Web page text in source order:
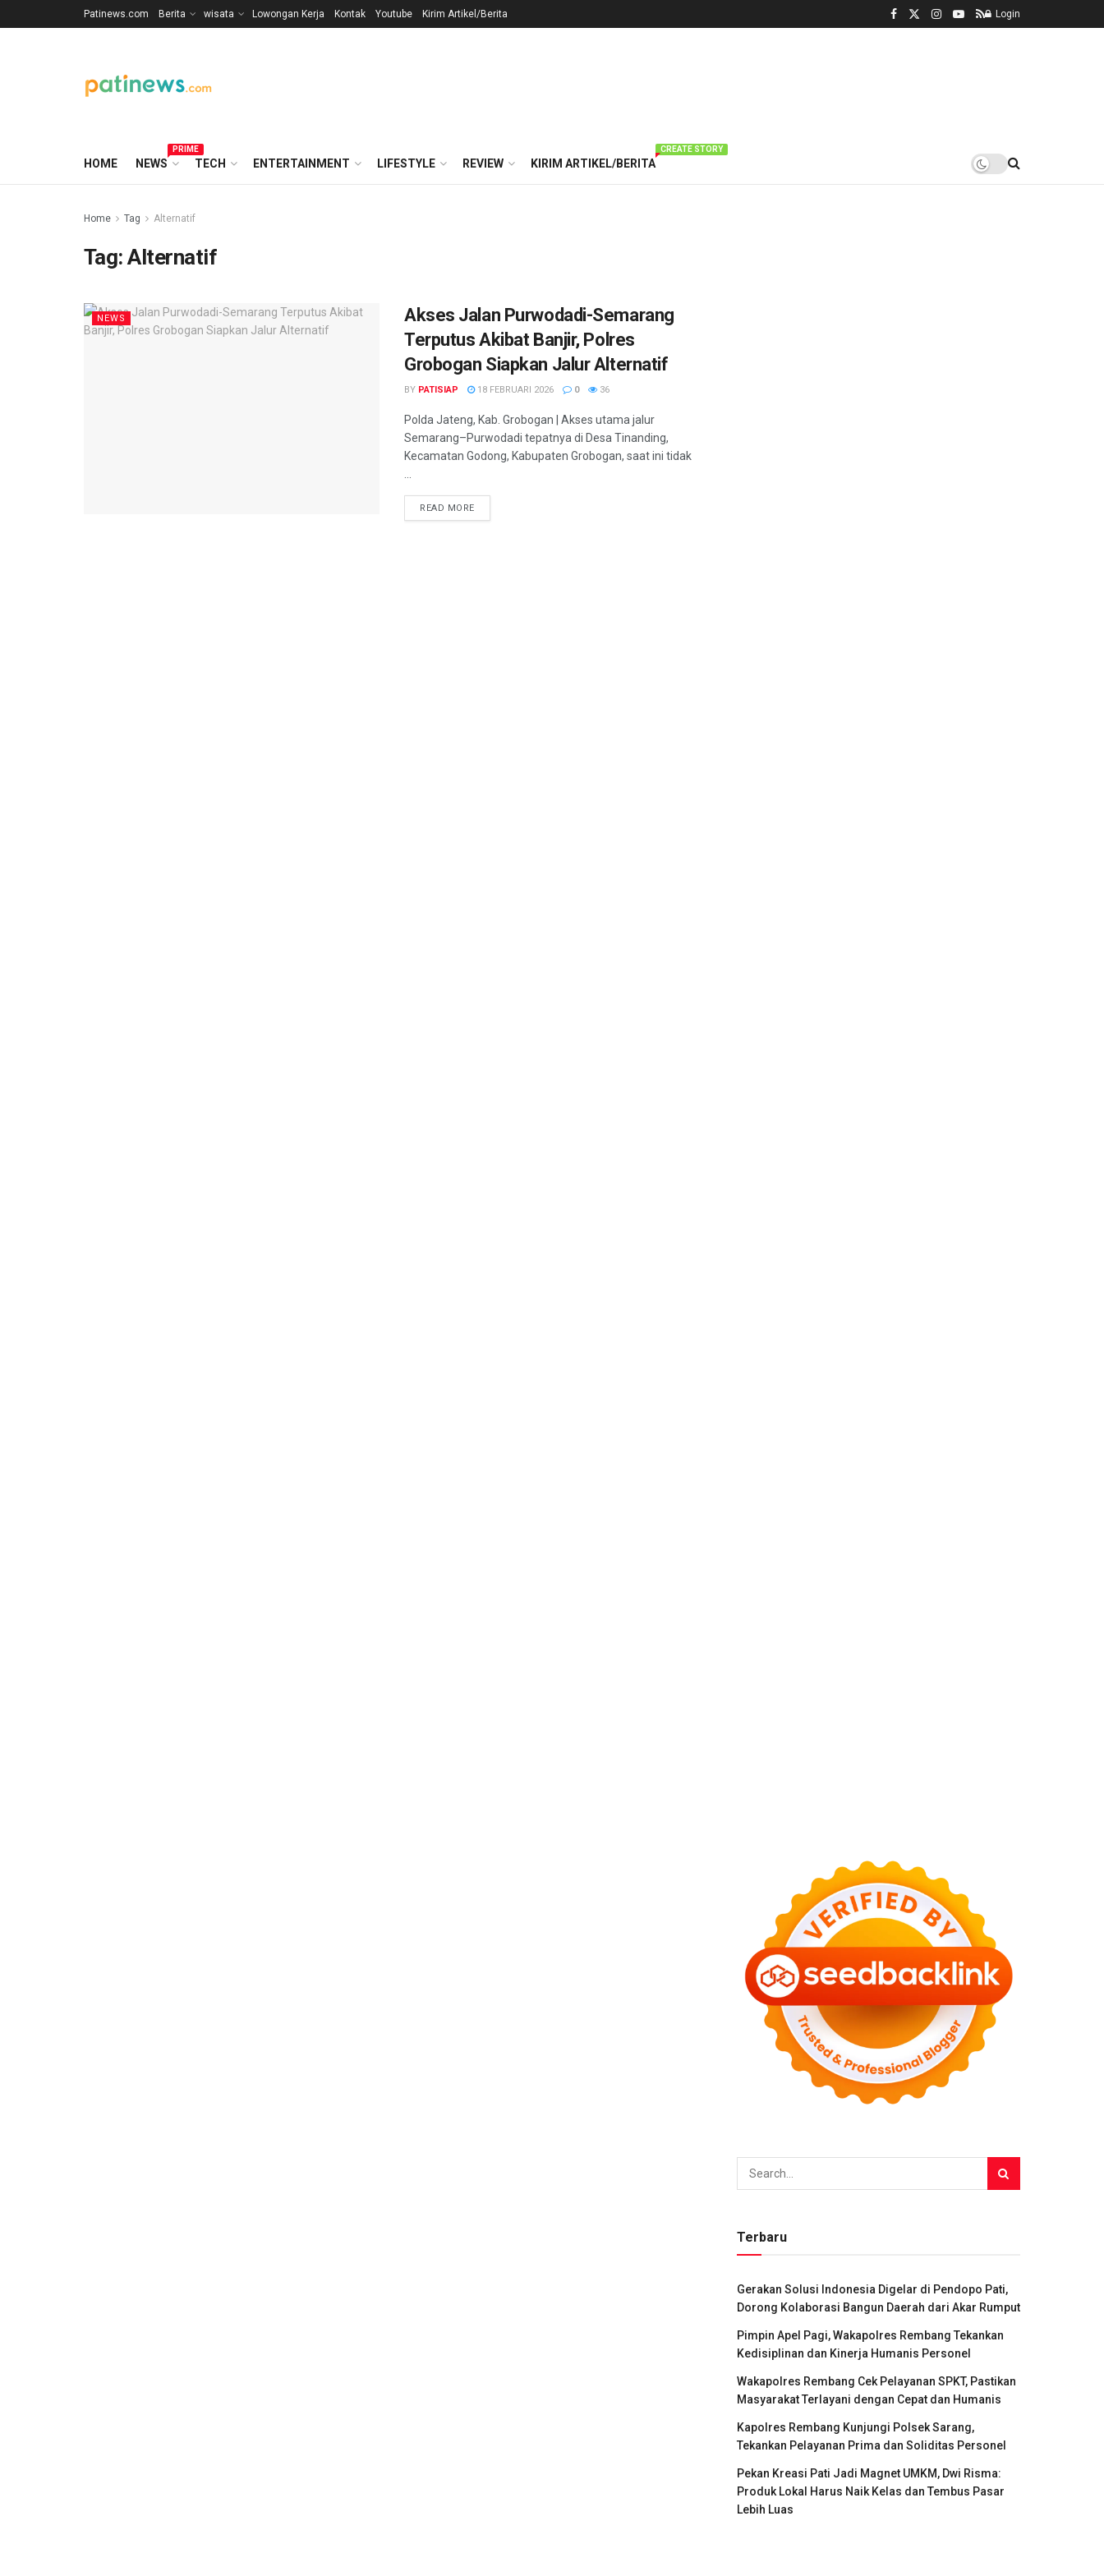
Patinews.com Berita wisata Lowongan Kerja Kontak Youtube Kirim Artikel/Berita Login
HOME NEWS
PRIME
TECH ENTERTAINMENT LIFESTYLE REVIEW KIRIM ARTIKEL/BERITA
CREATE STORY
Home Tag Alternatif
Tag:Alternatif
NEWS
Akses Jalan Purwodadi-Semarang
Terputus Akibat Banjir, Polres
Grobogan Siapkan Jalur Alternatif
BY PATISIAP 18 FEBRUARI 2026 0 36
Polda Jateng, Kab. Grobogan | Akses utama jalur
Semarang–Purwodadi tepatnya di Desa Tinanding,
Kecamatan Godong, Kabupaten Grobogan, saat ini tidak
READ MOREDETAILS
Terbaru
Gerakan Solusi Indonesia Digelar di Pendopo Pati,
Dorong Kolaborasi Bangun Daerah dari Akar Rumput
Pimpin Apel Pagi, Wakapolres Rembang Tekankan
Kedisiplinan dan Kinerja Humanis Personel
Wakapolres Rembang Cek Pelayanan SPKT, Pastikan
Masyarakat Terlayani dengan Cepat dan Humanis
Kapolres Rembang Kunjungi Polsek Sarang,
Tekankan Pelayanan Prima dan Soliditas Personel
Pekan Kreasi Pati Jadi Magnet UMKM, Dwi Risma:
Produk Lokal Harus Naik Kelas dan Tembus Pasar
Lebih Luas